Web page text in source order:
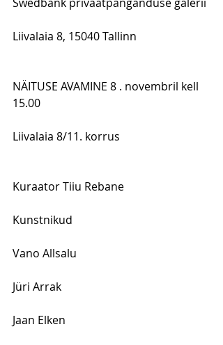
Liivalaia 8, 15040 Tallinn
NÄITUSE AVAMINE 8 . novembril kell
15.00
Liivalaia 8/11. korrus
Kuraator Tiiu Rebane
Kunstnikud
Vano Allsalu
Jüri Arrak
Jaan Elken